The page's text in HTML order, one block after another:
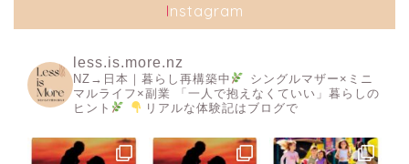
Instagram
less.is.more.nz
NZ→日本｜暮らし再構築中
シングルマザー×ミニ
マルライフ×副業
「一人で抱えなくていい」暮らしの
ヒント
リアルな体験記はブログで